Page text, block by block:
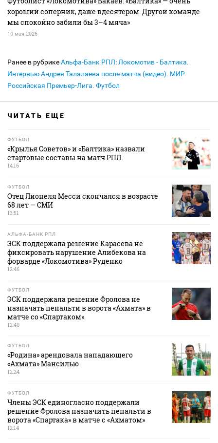
хороший соперник, даже вдесятером. Другой команде
мы спокойно забили бы 3–4 мяча»
10 мая 2026
Ранее в рубрикеАльфа-Банк РПЛ: Локомотив - Балтика.
Интервью Андрея Талалаева после матча (видео). МИР
Российская Премьер-Лига. Футбол
ЧИТАТЬ ЕЩЕ
ФУТБОЛ
«Крылья Советов» и «Балтика» назвали
стартовые составы на матч РПЛ
14:16
ФУТБОЛ
Отец Лионеля Месси скончался в возрасте
68 лет — СМИ
13:51
АЛЬФА-БАНК РПЛ
ЭСК поддержала решение Карасева не
фиксировать нарушение Алибекова на
форварде «Локомотива» Руденко
12:46
ФУТБОЛ
ЭСК поддержала решение Фролова не
назначать пенальти в ворота «Ахмата» в
матче со «Спартаком»
12:40
ФУТБОЛ
«Родина» арендовала нападающего
«Ахмата» Мансилью
12:24
ФУТБОЛ
Члены ЭСК единогласно поддержали
решение Фролова назначить пенальти в
ворота «Спартака» в матче с «Ахматом»
12:14